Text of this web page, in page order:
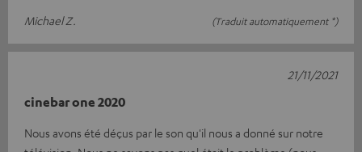
Michael Z.
(Traduit automatiquement *)
cinebar one 2020
Nous avons été déçus par le son qu'il nous a donné sur notre
21/11/2021